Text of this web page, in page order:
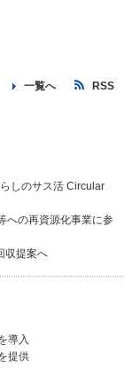
一覧へ RSS
しのサス活 Circular
への再資源化事業に参
収提案へ
導入
提供